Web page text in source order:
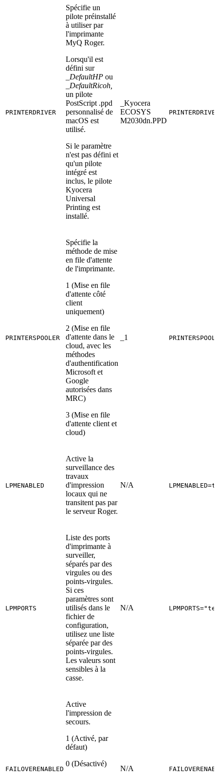
PRINTERDRIVER
Spécifie un
pilote préinstallé
à utiliser par
l'imprimante
MyQ Roger.
Lorsqu'il est
défini sur
_DefaultHP ou
_DefaultRicoh,
un pilote
PostScript .ppd
personnalisé de
macOS est
utilisé.
Si le paramètre
n'est pas défini et
qu'un pilote
intégré est
inclus, le pilote
Kyocera
Universal
Printing est
installé.
_Kyocera
ECOSYS
M2030dn.PPD
PRINTERSPOOLER
Spécifie la
méthode de mise
en file d'attente
de l'imprimante.
1 (Mise en file
d'attente côté
client
uniquement)
2 (Mise en file
d'attente dans le
cloud, avec les
méthodes
d'authentification
Microsoft et
Google
autorisées dans
MRC)
3 (Mise en file
d'attente client et
cloud)
_1
LPMENABLED
Active la
surveillance des
travaux
d'impression
locaux qui ne
transitent pas par
le serveur Roger.
N/A
LPMPORTS
Liste des ports
d'imprimante à
surveiller,
séparés par des
virgules ou des
points-virgules.
Si ces
paramètres sont
utilisés dans le
fichier de
configuration,
utilisez une liste
séparée par des
points-virgules.
Les valeurs sont
sensibles à la
casse.
N/A
FAILOVERENABLED
Active
l'impression de
secours.
1 (Activé, par
défaut)
0 (Désactivé)
N/A